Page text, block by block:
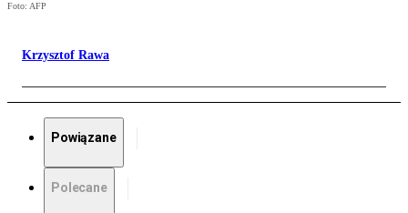
Foto: AFP
Krzysztof Rawa
Powiązane
Polecane